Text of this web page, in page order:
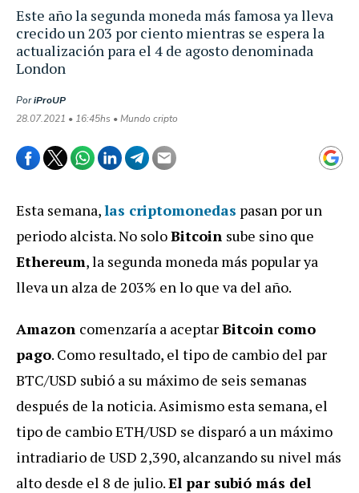
Este año la segunda moneda más famosa ya lleva
crecido un 203 por ciento mientras se espera la
actualización para el 4 de agosto denominada
London
PoriProUP
28.07.2021 • 16:45hs • Mundo cripto
Esta semana,las criptomonedas pasan por un
periodo alcista. No soloBitcoin sube sino que
Ethereum, la segunda moneda más popular ya
lleva un alza de 203% en lo que va del año.
Amazon comenzaría a aceptarBitcoin como
pago. Como resultado, el tipo de cambio del par
BTC/USD subió a su máximo de seis semanas
después de la noticia. Asimismo esta semana, el
tipo de cambio ETH/USD se disparó a un máximo
intradiario de USD 2,390, alcanzando su nivel más
alto desde el 8 de julio.El par subió más del